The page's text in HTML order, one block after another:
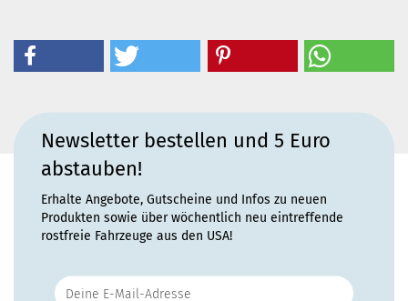
Newsletter bestellen und 5 Euro
abstauben!
Erhalte Angebote, Gutscheine und Infos zu neuen
Produkten sowie über wöchentlich neu eintreffende
rostfreie Fahrzeuge aus den USA!